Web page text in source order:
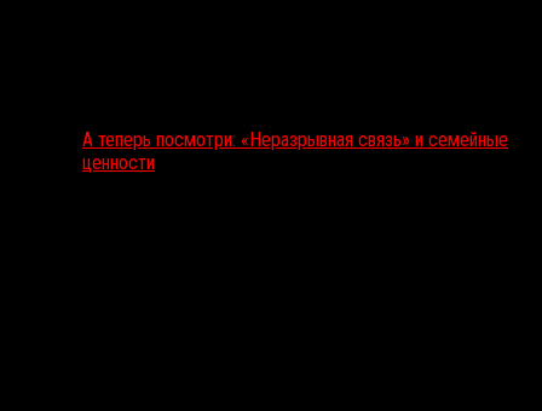
А теперь посмотри: «Неразрывная связь» и семейные
ценности